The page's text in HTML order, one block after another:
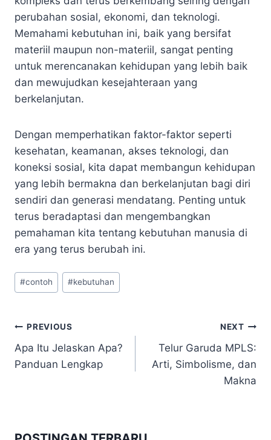
perubahan sosial, ekonomi, dan teknologi.
Memahami kebutuhan ini, baik yang bersifat
materiil maupun non-materiil, sangat penting
untuk merencanakan kehidupan yang lebih baik
dan mewujudkan kesejahteraan yang
berkelanjutan.
Dengan memperhatikan faktor-faktor seperti
kesehatan, keamanan, akses teknologi, dan
koneksi sosial, kita dapat membangun kehidupan
yang lebih bermakna dan berkelanjutan bagi diri
sendiri dan generasi mendatang. Penting untuk
terus beradaptasi dan mengembangkan
pemahaman kita tentang kebutuhan manusia di
era yang terus berubah ini.
Post
Tags:
#contoh #kebutuhan
Navigasi
pos
PREVIOUS
Apa Itu Jelaskan Apa?
Panduan Lengkap
NEXT
Telur Garuda MPLS:
Arti, Simbolisme, dan
Makna